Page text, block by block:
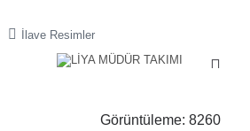
İlave Resimler
Görüntüleme: 8260